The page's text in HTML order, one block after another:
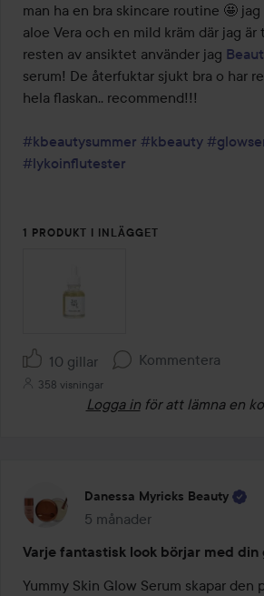
man ha en bra skincare routine 🤩 jag
aloe Vera och en mild kräm där jag är
resten av ansiktet använder jag
serum! De återfuktar sjukt bra o har
hela flaskan.. recommend!!!
#kbeautysummer #kbeauty
#lykoinflutester
1 PRODUKT I INLÄGGET
10 gillar Kommentera
358 visningar
Logga in för att lämna en
Danessa Myricks Beauty
5 månader
Inlägget skapades 5 månader
Varje fantastisk look börjar med din
Yummy Skin Glow Serum skapar den